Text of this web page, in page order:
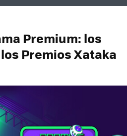
Premium: los
Premios Xataka